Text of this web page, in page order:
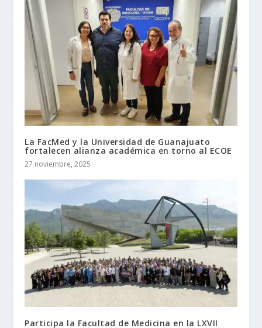
La FacMed y la Universidad de Guanajuato
fortalecen alianza académica en torno al ECOE
27 noviembre, 2025
Participa la Facultad de Medicina en la LXVII